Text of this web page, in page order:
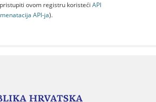
ovom registru koristeći API
API-jа).